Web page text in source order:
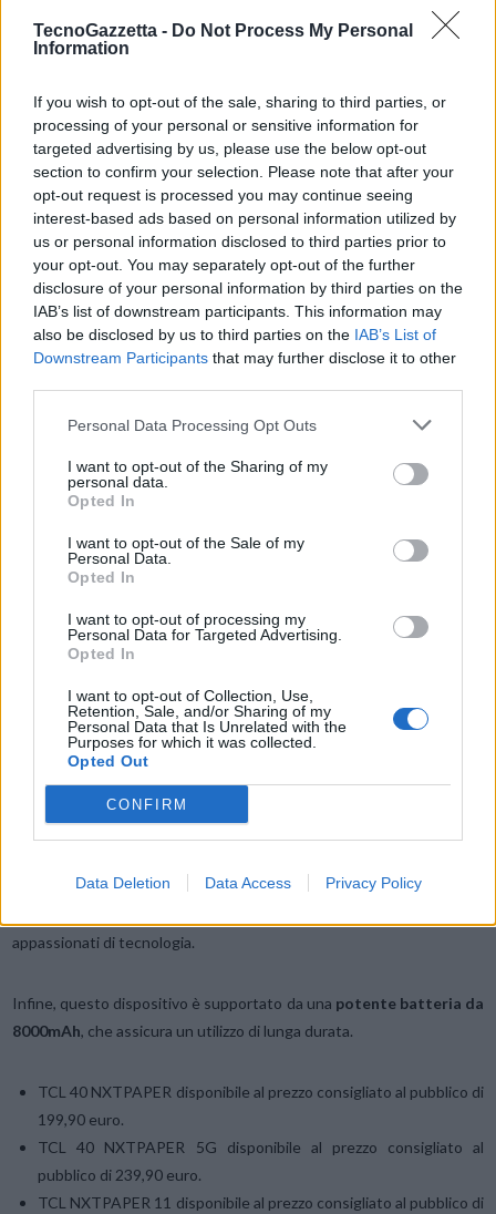
TecnoGazzetta - Do Not Process My Personal
Information
If you wish to opt-out of the sale, sharing to third parties, or
processing of your personal or sensitive information for
targeted advertising by us, please use the below opt-out
section to confirm your selection. Please note that after your
opt-out request is processed you may continue seeing
interest-based ads based on personal information utilized by
us or personal information disclosed to third parties prior to
your opt-out. You may separately opt-out of the further
disclosure of your personal information by third parties on the
IAB’s list of downstream participants. This information may
also be disclosed by us to third parties on the IAB’s List of
Downstream Participants that may further disclose it to other
Personal Data Processing Opt Outs
I want to opt-out of the Sharing of my
personal data.
Opted In
I want to opt-out of the Sale of my
Personal Data.
Opted In
I want to opt-out of processing my
Personal Data for Targeted Advertising.
Opted In
I want to opt-out of Collection, Use,
Retention, Sale, and/or Sharing of my
Personal Data that Is Unrelated with the
Purposes for which it was collected.
Opted Out
CONFIRM
Data Deletion Data Access Privacy Policy
professionale. Impressiona ulteriormente con la suamodalità AI
Colour Video, una caratteristica unica che rende gli sfondi dei video
fotocamera frontale da 8MP non solo soddisfa le esigenze aziendali
garantendo videoconferenze di alta qualità, ma anche quelle
personali, rendendolo un dispositivo versatile adatto al lavoro e al
tempo libero.
TCL NXTPAPER 11
Grazie a NXTPAPER 2.0, il tabletTCL NXTPAPER 11 offre
un’esperienza di visione confortevole e immagini di alta qualità grazie
al suo display 2K da 11 pollici, ulteriormente migliorate da AI Boost
per un’esperienza di intrattenimento nitida e coinvolgente.
Lo schermo è più confortevole da guardare in quanto composto da
diversi strati per limitare la luce blu, ma mantiene i colori originali e
reali. Inoltre, il vetro antiriflesso
certificato TÜV Rheinland
la luce riflessa e qualsiasi bagliore, creando una texture distintiva
simile alla carta.
videochiamate cristalline grazie allafotocamera frontale
grandangolare da 8MP
semplice interfaccia utente TCL semplifica il multitasking: con le
funzioni Split Screen o Floating Window è possibile ottenere la
sensazione di un doppio schermo in un solo tablet.
Per coloro che preferiscono i libri stampati e i quaderni agli e-reader,
modalità di lettura che imita l’effetto in scala di grigi di un libro, rende
appassionati di tecnologia.
Infine, questo dispositivo è supportato da una potente batteria da
8000mAh, che assicura un utilizzo di lunga durata.
TCL 40 NXTPAPER disponibile al prezzo consigliato al pubblico di
199,90 euro.
TCL 40 NXTPAPER 5G disponibile al prezzo consigliato al
pubblico di 239,90 euro.
TCL NXTPAPER 11 disponibile al prezzo consigliato al pubblico di